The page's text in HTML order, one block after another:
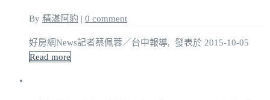
By 精湛阿豹 | 0 comment
好房網News記者蔡佩蓉／台中報導, 發表於 2015-10-05
Read more